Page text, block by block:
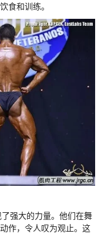
食和训练。
强大的力量。他们在舞
作，令人叹为观止。这